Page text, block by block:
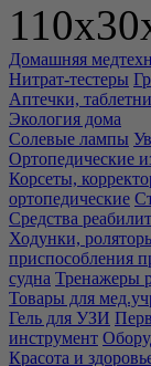
Домашняя
Нитрат-тестеры
Аптечки,
Экология дома
Солевые лампы
Ортопедические
Корсеты,
ортопедические
Средства
Ходунки,
приспособления
судна Тренажеры
Товары для
Гель для УЗИ
инструмент
Красота и